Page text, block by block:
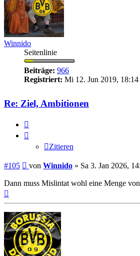
Winnido
Seitenlinie
Beiträge: 966
Registriert: Mi 12. Jun 2019, 18:14
Re: Ziel, Ambitionen
Zitieren
#105 Beitrag
von Winnido » Sa 3. Jan 2026,
Dann muss Mislintat wohl eine Menge